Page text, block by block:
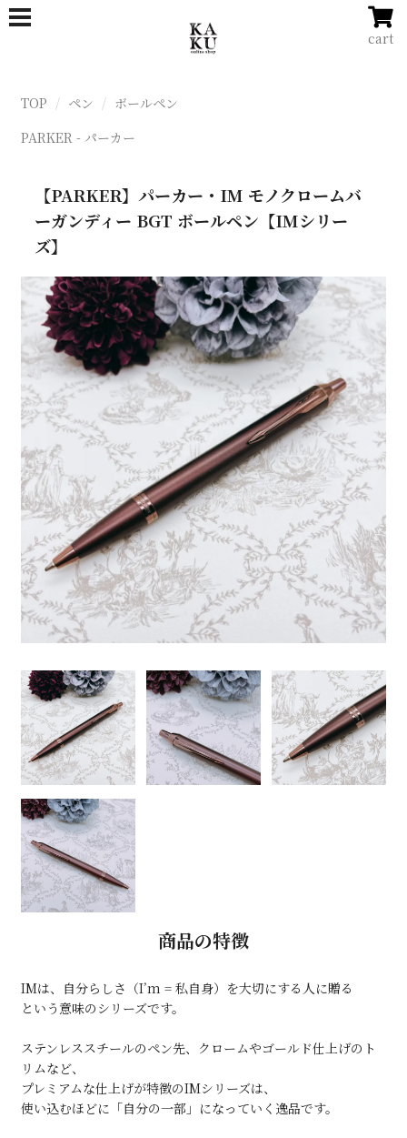
cart
TOP ペン
ボールペン
PARKER - パーカー
【PARKER】パーカー・IM モノクロームバ
ーガンディー BGT ボールペン【IMシリー
ズ】
商品の特徴
IMは、自分らしさ（I’m = 私自身）を大切にする人に贈る
という意味のシリーズです。
ステンレススチールのペン先、クロームやゴールド仕上げのト
リムなど、
プレミアムな仕上げが特徴のIMシリーズは、
使い込むほどに「自分の一部」になっていく逸品です。